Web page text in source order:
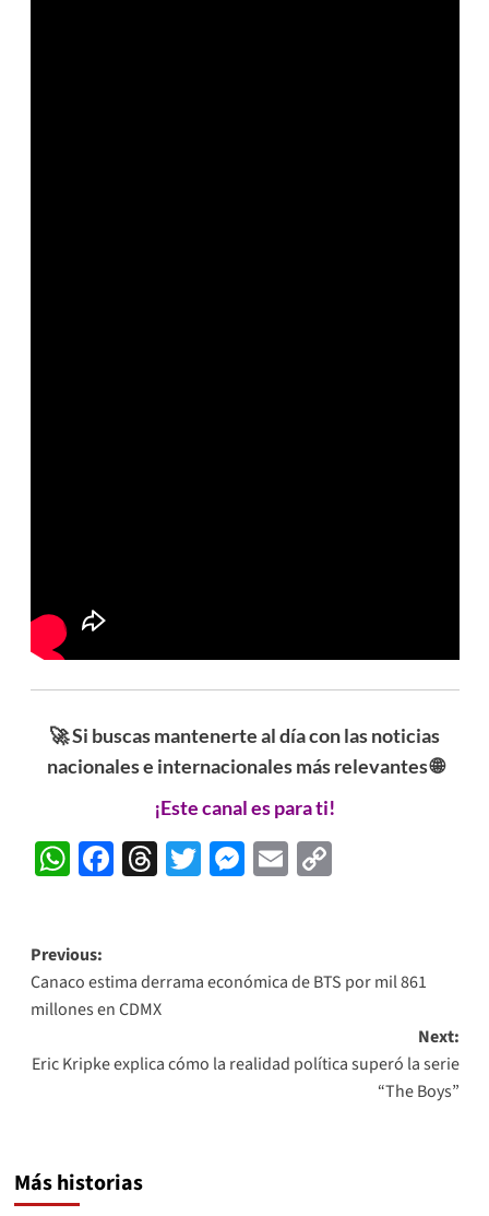
🚀 Si buscas mantenerte al día con las noticias
nacionales e internacionales más relevantes 🌐
¡Este canal es para ti!
WhatsApp
Facebook
Threads
Twitter
Messenger
EmailCopy
Post
navigation
Previous:
Canaco estima derrama económica de BTS por mil 861
millones en CDMX
Next:
Eric Kripke explica cómo la realidad política superó la serie
“The Boys”
Más historias